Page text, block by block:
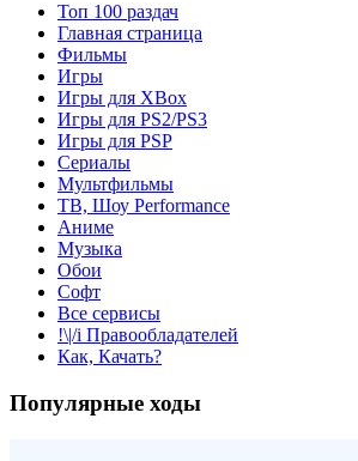
Топ 100 раздач
Главная страница
Фильмы
Игры
Игры для XBox
Игры для PS2/PS3
Игры для PSP
Сериалы
Мультфильмы
ТВ, Шоу Performance
Аниме
Музыка
Обои
Софт
Все сервисы
!\|/i Правообладателей
Как, Качать?
Популярные ходы